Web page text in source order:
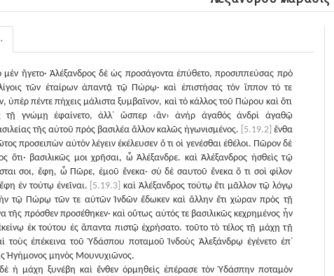
μὲν ἤγετο· Ἀλέξανδρος δὲ ὡς προσάγοντα ἐπύθετο, προσιππεύσας πρὸ
τῶν ἑταίρων ἀπαντᾷ τῷ Πώρῳ· καὶ ἐπιστήσας τὸν ἵππον τό τε
ὑπὲρ πέντε πήχεις μάλιστα ξυμβαῖνον, καὶ τὸ κάλλος τοῦ Πώρου καὶ ὅτι
τῇ γνώμῃ ἐφαίνετο, ἀλλ᾽ ὥσπερ ‹ἂν› ἀνὴρ ἀγαθὸς ἀνδρὶ ἀγαθῷ
τῆς αὑτοῦ πρὸς βασιλέα ἄλλον καλῶς ἠγωνισμένος. [5.19.2] ἔνθα
προσειπὼν αὐτὸν λέγειν ἐκέλευσεν ὅ τι οἱ γενέσθαι ἐθέλοι. Πῶρον δὲ
ὅτι· βασιλικῶς μοι χρῆσαι, ὦ Ἀλέξανδρε. καὶ Ἀλέξανδρος ἡσθεὶς τῷ
σοι, ἔφη, ὦ Πῶρε, ἐμοῦ ἕνεκα· σὺ δὲ σαυτοῦ ἕνεκα ὅ τι σοὶ φίλον
ἐν τούτῳ ἐνεῖναι. [5.19.3] καὶ Ἀλέξανδρος τούτῳ ἔτι μᾶλλον τῷ λόγῳ
τῷ Πώρῳ τῶν τε αὐτῶν Ἰνδῶν ἔδωκεν καὶ ἄλλην ἔτι χώραν πρὸς τῇ
τῆς πρόσθεν προσέθηκεν· καὶ οὕτως αὐτός τε βασιλικῶς κεχρημένος ἦν
ἐκ τούτου ἐς ἅπαντα πιστῷ ἐχρήσατο. τοῦτο τὸ τέλος τῇ μάχῃ τῇ
τοὺς ἐπέκεινα τοῦ Ὑδάσπου ποταμοῦ Ἰνδοὺς Ἀλεξάνδρῳ ἐγένετο ἐπ᾽
Ἡγήμονος μηνὸς Μουνυχιῶνος.
ἡ μάχη ξυνέβη καὶ ἔνθεν ὁρμηθεὶς ἐπέρασε τὸν Ὑδάσπην ποταμὸν